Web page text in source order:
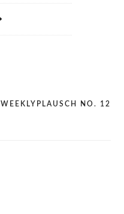
WEEKLYPLAUSCH NO. 12